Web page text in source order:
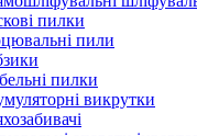
пилки
пили
пилки
викрутки